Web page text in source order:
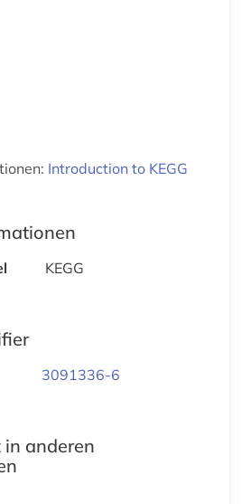
Introduction to KEGG
KEGG
3091336-6
anderen